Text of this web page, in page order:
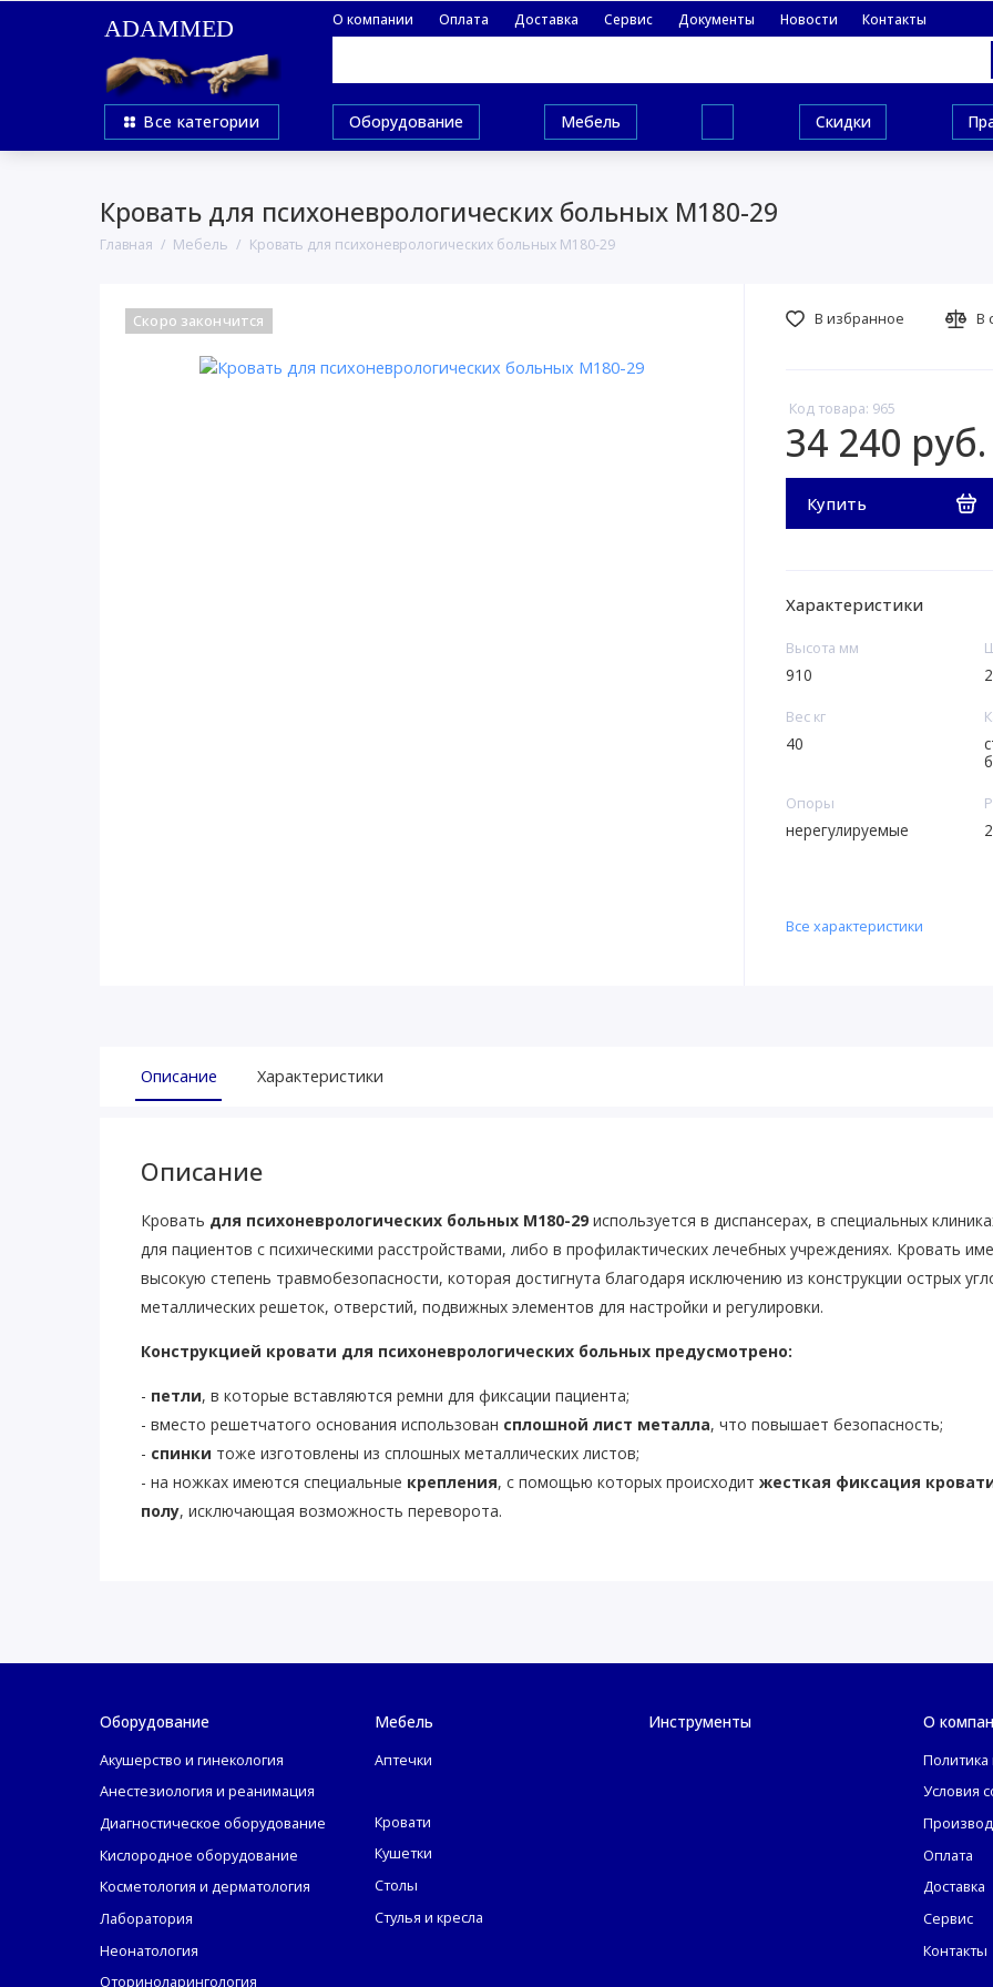
О компании Оплата Доставка Сервис Документы Новости Контакты
ADAMMED
Все категории Оборудование Мебель Скидки
Кровать для психоневрологических больных М180-29
Главная Мебель Кровать для психоневрологических больных М180-29
Скоро закончится
Код товара: 965
34 240 руб.
Купить
В избранное В
Характеристики
Высота мм
910
Вес кг
40
Опоры
нерегулируемые
Все характеристики
Описание Характеристики
Описание
Кровать для психоневрологических больных М180-29 используется в диспансерах, в специальных
для пациентов с психическими расстройствами, либо в профилактических лечебных учреждениях. Кровать
высокую степень травмобезопасности, которая достигнута благодаря исключению из конструкции острых
металлических решеток, отверстий, подвижных элементов для настройки и регулировки.
Конструкцией кровати для психоневрологических больных предусмотрено:
- петли, в которые вставляются ремни для фиксации пациента;
- вместо решетчатого основания использован сплошной лист металла, что повышает безопасность;
- спинки тоже изготовлены из сплошных металлических листов;
- на ножках имеются специальные крепления, с помощью которых происходит жесткая фиксация
полу, исключающая возможность переворота.
Оборудование
Акушерство и гинекология
Анестезиология и реанимация
Диагностическое оборудование
Кислородное оборудование
Косметология и дерматология
Лаборатория
Неонатология
Оториноларингология
Мебель
Аптечки
Кровати
Кушетки
Столы
Стулья и кресла
Инструменты О
Условия
Оплата
Доставка
Сервис
Контакты